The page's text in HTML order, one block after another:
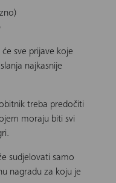
sve prijave koje
najkasnije
treba predočiti
moraju biti svi
sudjelovati samo
nagradu za koju je